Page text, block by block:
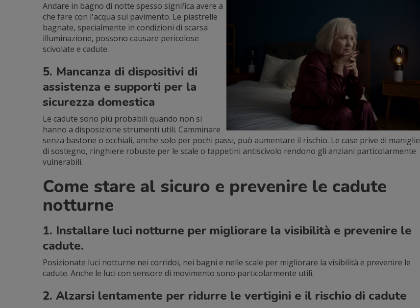
Andare in bagno di notte spesso significa avere a
che fare con l'acqua sul pavimento. Le piastrelle
bagnate, specialmente in condizioni di scarsa
illuminazione, possono causare pericolose
scivolate e cadute.
5. Mancanza di dispositivi di
assistenza e supporti per la
sicurezza domestica
Le cadute sono più probabili quando non si
hanno a disposizione strumenti utili. Camminare
senza bastone o occhiali, anche solo per pochi passi, può aumentare il rischio. Le case prive di maniglie
di sostegno, ringhiere robuste per le scale o tappetini antiscivolo rendono gli anziani particolarmente
vulnerabili.
Come stare al sicuro e prevenire le cadute
notturne
1. Installare luci notturne per migliorare la visibilità e prevenire le
cadute.
Posizionate luci notturne nei corridoi, nei bagni e nelle scale per migliorare la visibilità e prevenire le
cadute. Anche le luci con sensore di movimento sono particolarmente utili.
2. Alzarsi lentamente per ridurre le vertigini e il rischio di cadute